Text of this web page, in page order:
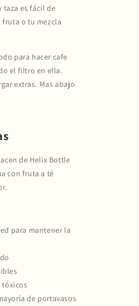
taza es fácil de
o tu mezcla
para hacer cafe
el filtro en ella.
extras. Mas abajo
de Helix Bottle
con fruta a té
para mantener la
tóxicos
de portavasos